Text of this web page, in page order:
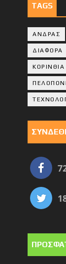
TAGS
ΑΝΔΡΑΣ
ΔΙΑΦΟΡΑ
ΚΟΡΙΝΘΙA